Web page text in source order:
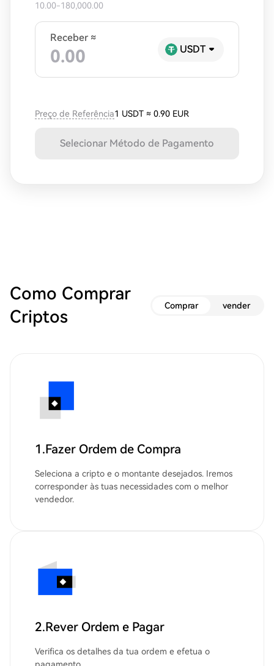
10.00-180,000.00
Receber ≈
USDT
Preço de Referência1 USDT ≈ 0.90 EUR
Selecionar Método de Pagamento
Como Comprar
Criptos
Comprar vender
1.Fazer Ordem de Compra
Seleciona a cripto e o montante desejados. Iremos
corresponder às tuas necessidades com o melhor
vendedor.
2.Rever Ordem e Pagar
Verifica os detalhes da tua ordem e efetua o